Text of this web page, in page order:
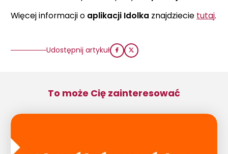
Więcej informacji o aplikacji Idolka znajdziecie tutaj.
Udostępnij artykuł
To może Cię zainteresować